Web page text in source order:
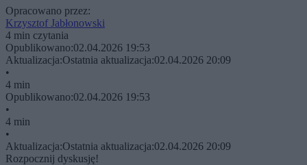
Opracowano przez:
Krzysztof Jabłonowski
4 min czytania
Opublikowano:02.04.2026 19:53
Aktualizacja:Ostatnia aktualizacja:02.04.2026 20:09
•
4 min
Opublikowano:02.04.2026 19:53
•
4 min
•
Aktualizacja:Ostatnia aktualizacja:02.04.2026 20:09
Rozpocznij dyskusję!